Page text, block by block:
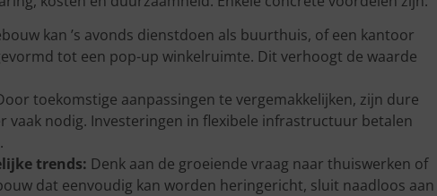
kan ’s avonds dienstdoen als buurthuis, of een kantoor
tot een pop-up winkelruimte. Dit verhoogt de waarde
toekomstige aanpassingen te vergemakkelijken, zijn dure
nodig. Investeringen in flexibele infrastructuur betalen
trends: Denk aan de groeiende vraag naar thuiswerken of
dat eenvoudig kan worden heringericht, sluit naadloos aan